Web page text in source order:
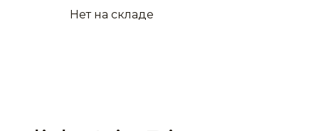
Нет на складе